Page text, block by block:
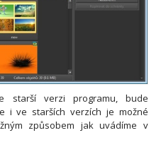
starší verzi programu, bude
i ve starších verzích je možné
způsobem jak uvádíme v